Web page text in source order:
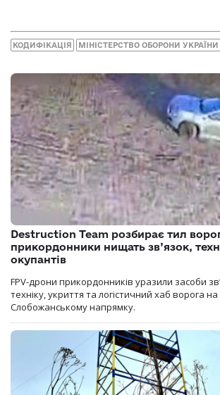
КОДИФІКАЦІЯ МІНІСТЕРСТВО ОБОРОНИ УКРАЇНИ
Destruction Team розбирає тил
прикордонники нищать зв’язок,
окупантів
FPV-дрони прикордонників уразили засоби
техніку, укриття та логістичний хаб ворога на
Слобожанському напрямку.